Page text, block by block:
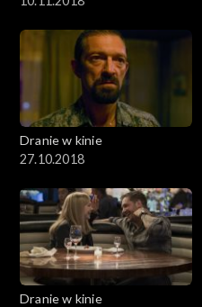
Dranie w kinie
27.10.2018
Dranie w kinie